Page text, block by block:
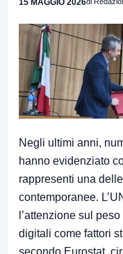
Negli ultimi anni,
hanno evidenziato
rappresenti una
contemporanee.
l’attenzione sul
digitali come fattori
secondo Eurostat,